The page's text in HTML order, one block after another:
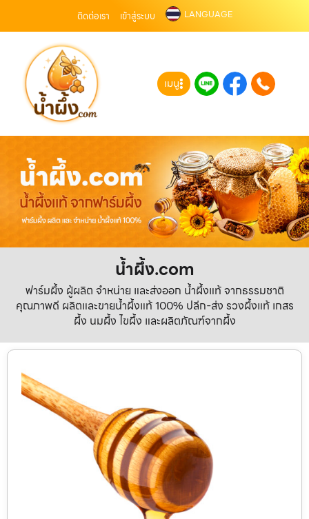
ติดต่อเรา เข้าสู่ระบบ LANGUAGE
เมนู
น้ำผึ้ง.com
ฟาร์มผึ้ง ผู้ผลิต จำหน่าย และส่งออก น้ำผึ้งแท้ จากธรรมชาติ
คุณภาพดี ผลิตและขายน้ำผึ้งแท้ 100% ปลีก-ส่ง รวงผึ้งแท้ เกสร
ผึ้ง นมผึ้ง ไขผึ้ง และผลิตภัณฑ์จากผึ้ง